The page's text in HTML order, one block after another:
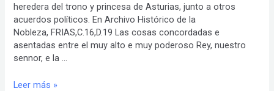
heredera del trono y princesa de Asturias, junto a otros
acuerdos políticos. En Archivo Histórico de la
Nobleza, FRIAS,C.16,D.19 Las cosas concordadas e
asentadas entre el muy alto e muy poderoso Rey, nuestro
sennor, e la …
Capitulaciones
Leer más »